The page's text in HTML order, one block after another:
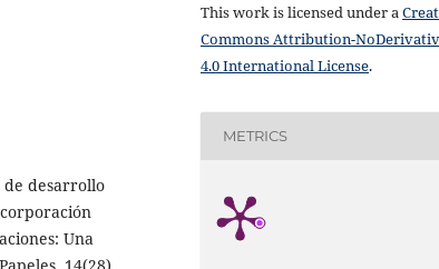
de desarrollo
Una
This work is licensed under a
Commons Attribution-
4.0 International License.
METRICS